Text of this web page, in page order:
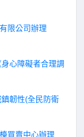
限公司辦理
心障礙者合理調
韌性(全民防衛
買賣中心辦理